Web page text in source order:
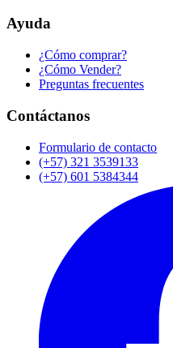
Ayuda
¿Cómo comprar?
¿Cómo Vender?
Preguntas frecuentes
Contáctanos
Formulario de contacto
(+57) 321 3539133
(+57) 601 5384344